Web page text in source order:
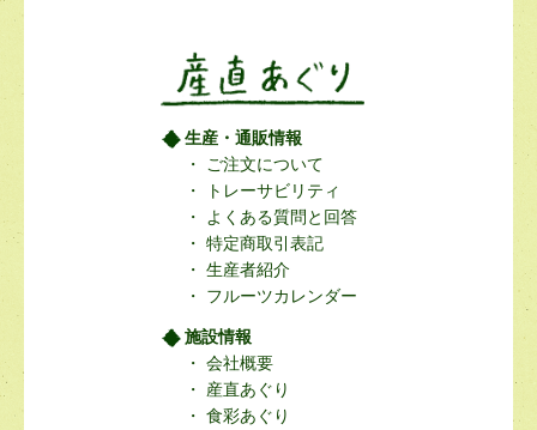
生産・通販情報
ご注文について
トレーサビリティ
よくある質問と回答
特定商取引表記
生産者紹介
フルーツカレンダー
施設情報
会社概要
産直あぐり
食彩あぐり